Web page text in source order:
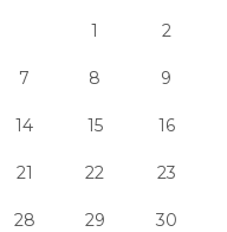
1 2
7 8 9
14 15 16
21 22 23
28 29 30